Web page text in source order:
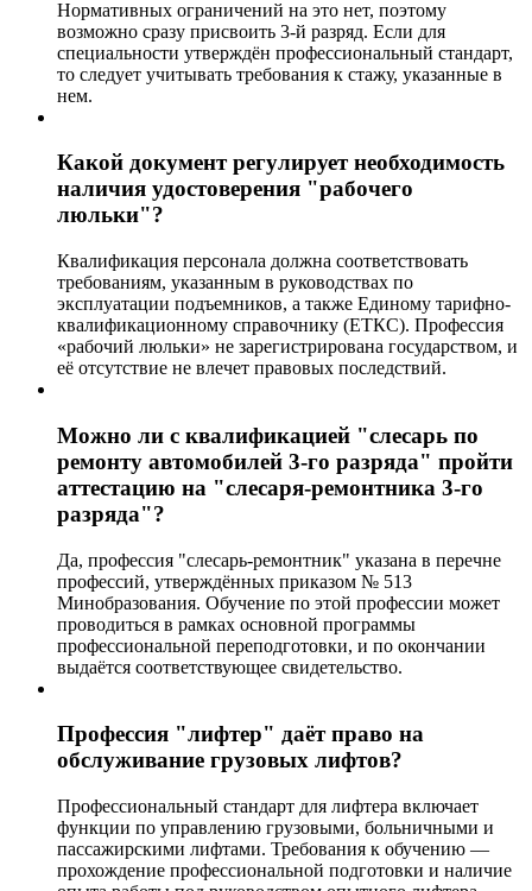
Нормативных ограничений на это нет, поэтому
возможно сразу присвоить 3-й разряд. Если для
специальности утверждён профессиональный стандарт,
то следует учитывать требования к стажу, указанные в
нем.
Какой документ регулирует необходимость
наличия удостоверения "рабочего
люльки"?
Квалификация персонала должна соответствовать
требованиям, указанным в руководствах по
эксплуатации подъемников, а также Единому тарифно-
квалификационному справочнику (ЕТКС). Профессия
«рабочий люльки» не зарегистрирована государством, и
её отсутствие не влечет правовых последствий.
Можно ли с квалификацией "слесарь по
ремонту автомобилей 3-го разряда" пройти
аттестацию на "слесаря-ремонтника 3-го
разряда"?
Да, профессия "слесарь-ремонтник" указана в перечне
профессий, утверждённых приказом № 513
Минобразования. Обучение по этой профессии может
проводиться в рамках основной программы
профессиональной переподготовки, и по окончании
выдаётся соответствующее свидетельство.
Профессия "лифтер" даёт право на
обслуживание грузовых лифтов?
Профессиональный стандарт для лифтера включает
функции по управлению грузовыми, больничными и
пассажирскими лифтами. Требования к обучению —
прохождение профессиональной подготовки и наличие